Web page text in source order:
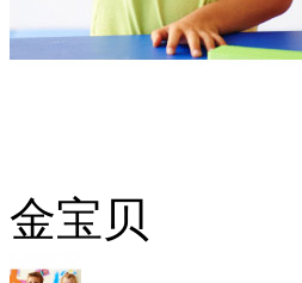
金宝贝